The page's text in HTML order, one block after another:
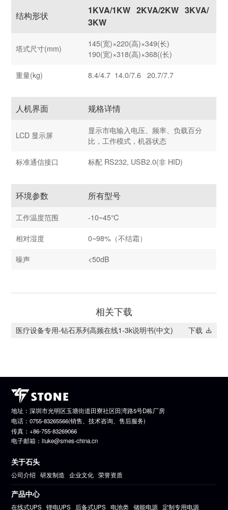
结构形状 1KVA/1KW 2KVA/2KW 3KVA/
3KW
塔式尺寸(mm)
145(宽)×220(高)×349(长)
190(宽)×318(高)×368((长)
重量(kg) 8.4/4.7 14.0/7.6 20.7/7.7
人机界面 规格详情
LCD 显示屏
显示市电输入电压、频率、负载百分
比，工作模式，机器状态
标准通信接口 标配 RS232, USB2.0(非 HID)
环境参数 所有型号
工作温度范围 -10~45℃
相对湿度 0~98%（不结霜）
噪声 <50dB
相关下载
医疗设备专用-钻石系列高频在线1-3k说明书(中文) 下载
地址：深圳市光明区玉塘街道田寮社区田湾路5号D栋厂房
电话：0755-83265566(销售、技术咨询、售后服务)
传真：+86-755-83269066
电子邮箱：liuke@smes-china.cn
关于石头
公司介绍 研发制造 企业文化 荣誉资质
产品中心
在线式UPS 锂电UPS 后备式UPS 电池类 储能电源 定制专用电源